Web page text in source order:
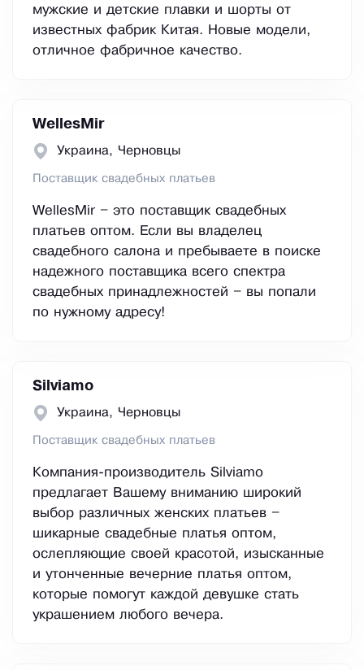
мужские и детские плавки и шорты от
известных фабрик Китая. Новые модели,
отличное фабричное качество.
WellesMir
Украина, Черновцы
Поставщик свадебных платьев
WellesMir – это поставщик свадебных
платьев оптом. Если вы владелец
свадебного салона и пребываете в поиске
надежного поставщика всего спектра
свадебных принадлежностей – вы попали
по нужному адресу!
Silviamo
Украина, Черновцы
Поставщик свадебных платьев
Компания-производитель Silviamo
предлагает Вашему вниманию широкий
выбор различных женских платьев –
шикарные свадебные платья оптом,
ослепляющие своей красотой, изысканные
и утонченные вечерние платья оптом,
которые помогут каждой девушке стать
украшением любого вечера.